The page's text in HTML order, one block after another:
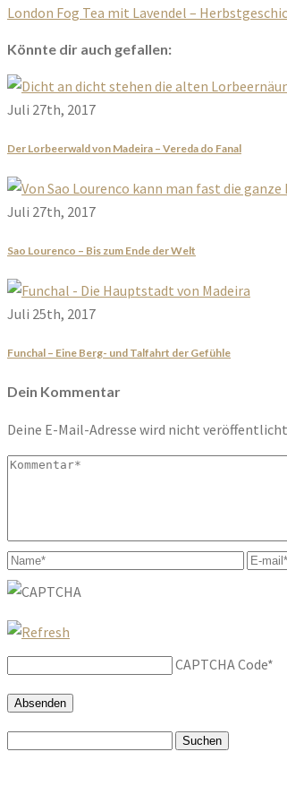
London Fog Tea mit Lavendel –
Könnte dir auch gefallen:
Juli 27th, 2017
Der Lorbeerwald von Madeira – Vereda do Fanal
Juli 27th, 2017
Sao Lourenco – Bis zum Ende der Welt
Juli 25th, 2017
Funchal – Eine Berg- und Talfahrt der Gefühle
Dein Kommentar
Deine E-Mail-Adresse wird nicht
CAPTCHA Code*